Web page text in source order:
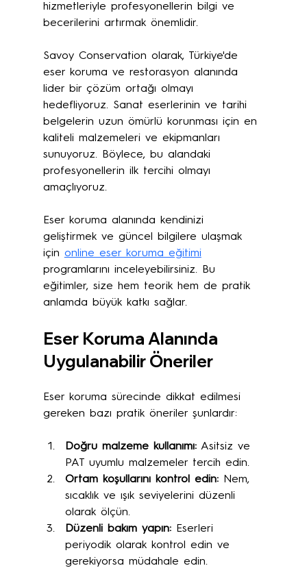
hizmetleriyle profesyonellerin bilgi ve
becerilerini artırmak önemlidir.
Savoy Conservation olarak, Türkiye'de
eser koruma ve restorasyon alanında
lider bir çözüm ortağı olmayı
hedefliyoruz. Sanat eserlerinin ve tarihi
belgelerin uzun ömürlü korunması için en
kaliteli malzemeleri ve ekipmanları
sunuyoruz. Böylece, bu alandaki
profesyonellerin ilk tercihi olmayı
amaçlıyoruz.
Eser koruma alanında kendinizi
geliştirmek ve güncel bilgilere ulaşmak
için online eser koruma eğitimi
programlarını inceleyebilirsiniz. Bu
eğitimler, size hem teorik hem de pratik
anlamda büyük katkı sağlar.
Eser Koruma Alanında
Uygulanabilir Öneriler
Eser koruma sürecinde dikkat edilmesi
gereken bazı pratik öneriler şunlardır:
Doğru malzeme kullanımı: Asitsiz ve
PAT uyumlu malzemeler tercih edin.
Ortam koşullarını kontrol edin: Nem,
sıcaklık ve ışık seviyelerini düzenli
olarak ölçün.
Düzenli bakım yapın: Eserleri
periyodik olarak kontrol edin ve
gerekiyorsa müdahale edin.